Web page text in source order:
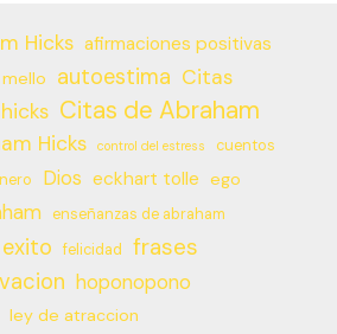
Hicks afirmaciones positivas
autoestima Citas
Citas de Abraham
Hicks control del estress cuentos
Dios eckhart tolle ego
enseñanzas de abraham
exito felicidad frases
hoponopono
ley de atraccion